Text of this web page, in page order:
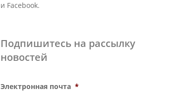
и Facebook.
Подпишитесь на рассылку
новостей
Электронная почта *